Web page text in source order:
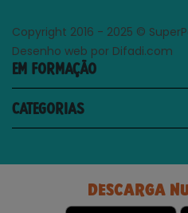
Copyright 2016 - 2025 ©
Desenho web por Difadi.com
EM FORMAÇÃO
CATEGORIAS
DESCARGA